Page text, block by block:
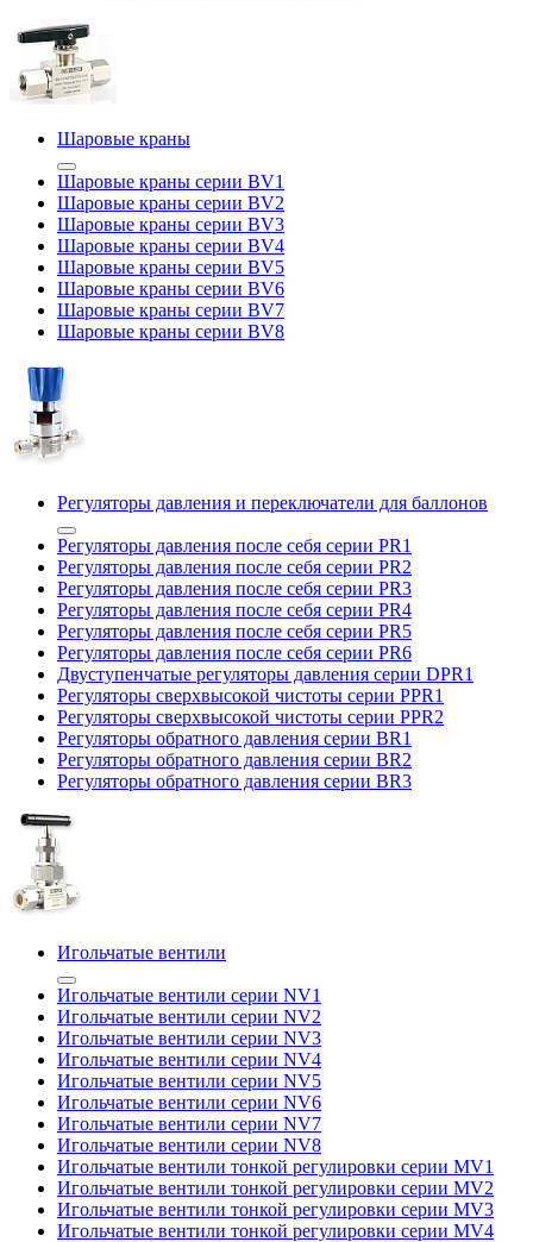
Шаровые краны
Шаровые краны серии BV1
Шаровые краны серии BV2
Шаровые краны серии BV3
Шаровые краны серии BV4
Шаровые краны серии BV5
Шаровые краны серии BV6
Шаровые краны серии BV7
Шаровые краны серии BV8
Регуляторы давления и переключатели для баллонов
Регуляторы давления после себя серии PR1
Регуляторы давления после себя серии PR2
Регуляторы давления после себя серии PR3
Регуляторы давления после себя серии PR4
Регуляторы давления после себя серии PR5
Регуляторы давления после себя серии PR6
Двуступенчатые регуляторы давления серии DPR1
Регуляторы сверхвысокой чистоты серии PPR1
Регуляторы сверхвысокой чистоты серии PPR2
Регуляторы обратного давления серии BR1
Регуляторы обратного давления серии BR2
Регуляторы обратного давления серии BR3
Игольчатые вентили
Игольчатые вентили серии NV1
Игольчатые вентили серии NV2
Игольчатые вентили серии NV3
Игольчатые вентили серии NV4
Игольчатые вентили серии NV5
Игольчатые вентили серии NV6
Игольчатые вентили серии NV7
Игольчатые вентили серии NV8
Игольчатые вентили тонкой регулировки серии MV1
Игольчатые вентили тонкой регулировки серии MV2
Игольчатые вентили тонкой регулировки серии MV3
Игольчатые вентили тонкой регулировки серии MV4